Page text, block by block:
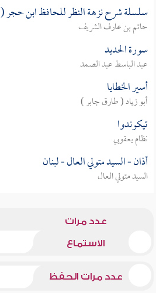
سلسلة شرح نزهة النظر للحافظ ابن حجر (28)
حاتم بن عارف الشريف
سورة الحديد
عبد الباسط عبد الصمد
أسير الخطايا
أبو زياد ( طارق جابر )
تيكوندوا
نظام يعقوبي
أذان - السيد متولي العال - لبنان
السيد متولي العال
عدد مرات
الاستماع
عدد مرات الحفظ